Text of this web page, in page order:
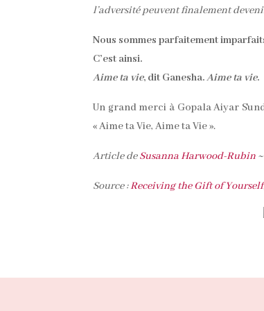
l’adversité peuvent finalement
Nous sommes parfaitement
C’est ainsi.
Aime ta vie, dit Ganesha.Aime ta vie.
Un grand merci à Gopala Aiyar
« Aime ta Vie, Aime ta Vie ».
Article deSusanna Harwood-Rubin
Source :Receiving the Gift of Yourself